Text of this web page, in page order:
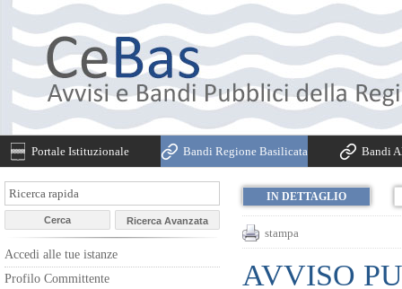
Portale Istituzionale Bandi Regione Basilicata Bandi
Accedi alle tue istanze
Profilo Committente
IN DETTAGLIO
stampa
AVVISO